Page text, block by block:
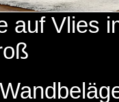
auf Vlies